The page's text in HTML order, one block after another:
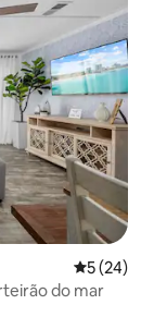
5 de uma
5 (24)
do mar